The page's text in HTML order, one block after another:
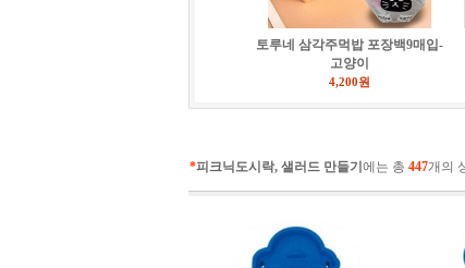
토루네 삼각주먹밥 포장백9매입-
고양이
4,200원
*피크닉도시락, 샐러드 만들기 에는 총 447개의